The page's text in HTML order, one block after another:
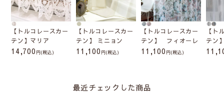
【トルコレースカー
テン】マリア
14,700 (税込)
【トルコレースカー
テン】 ミニョン
11,100 (税込)
【トルコレースカー
テン】 フィオーレ
11,100 (税込)
【ト
テン
最近チェックした商品